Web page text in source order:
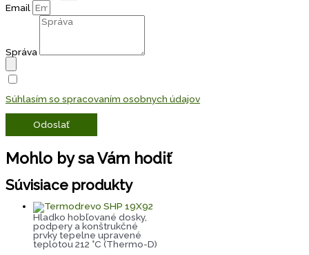
Email
Správa
Súhlasím so spracovaním osobnych údajov
Odoslať
Mohlo by sa Vám hodiť
Súvisiace produkty
Hladko hobľované dosky,
podpery a konštrukčné
prvky tepelne upravené
teplotou 212 °C (Thermo-D)